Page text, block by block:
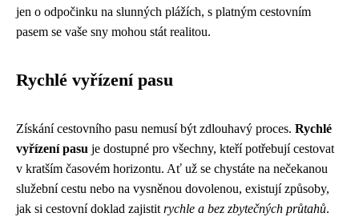
jen o odpočinku na slunných plážích, s platným cestovním
pasem se vaše sny mohou stát realitou.
Rychlé vyřízení pasu
Získání cestovního pasu nemusí být zdlouhavý proces. Rychlé
vyřízení pasu je dostupné pro všechny, kteří potřebují cestovat
v kratším časovém horizontu. Ať už se chystáte na nečekanou
služební cestu nebo na vysněnou dovolenou, existují způsoby,
jak si cestovní doklad zajistitrychle a bez zbytečných průtahů.